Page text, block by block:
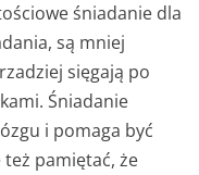
śniadanie dla
są mniej
sięgają po
Śniadanie
i pomaga być
też pamiętać, że